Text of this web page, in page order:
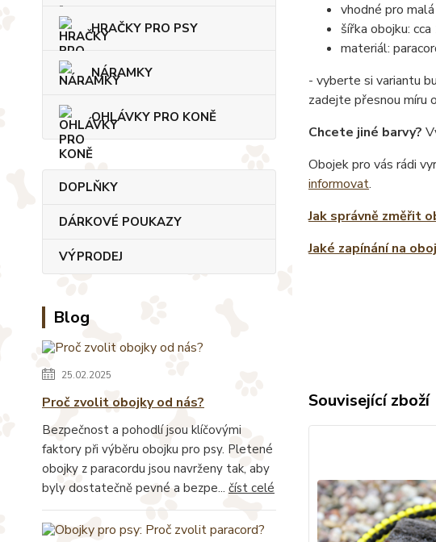
HRAČKY PRO PSY
NÁRAMKY
OHLÁVKY PRO KONĚ
DOPLŇKY
DÁRKOVÉ POUKAZY
VÝPRODEJ
Blog
25.02.2025
Proč zvolit obojky od nás?
Bezpečnost a pohodlí jsou klíčovými
faktory při výběru obojku pro psy. Pletené
obojky z paracordu jsou navrženy tak, aby
byly dostatečně pevné a bezpe... číst celé
vhodné pro
šířka obojku:
materiál:
- vyberte si variantu
zadejte přesnou míru
Chcete jiné barvy?
Obojek pro vás rádi
informovat.
Jak správně změřit
Jaké zapínání na
Související zboží